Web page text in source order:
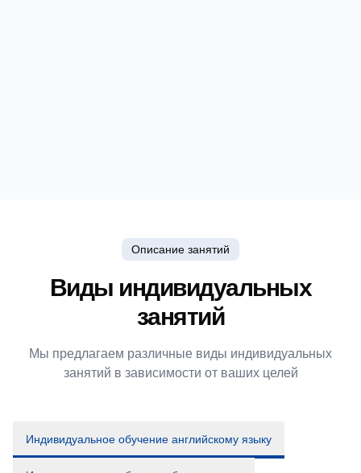
Описание занятий
Виды индивидуальных
занятий
Мы предлагаем различные виды индивидуальных
занятий в зависимости от ваших целей
Индивидуальное обучение английскому языку